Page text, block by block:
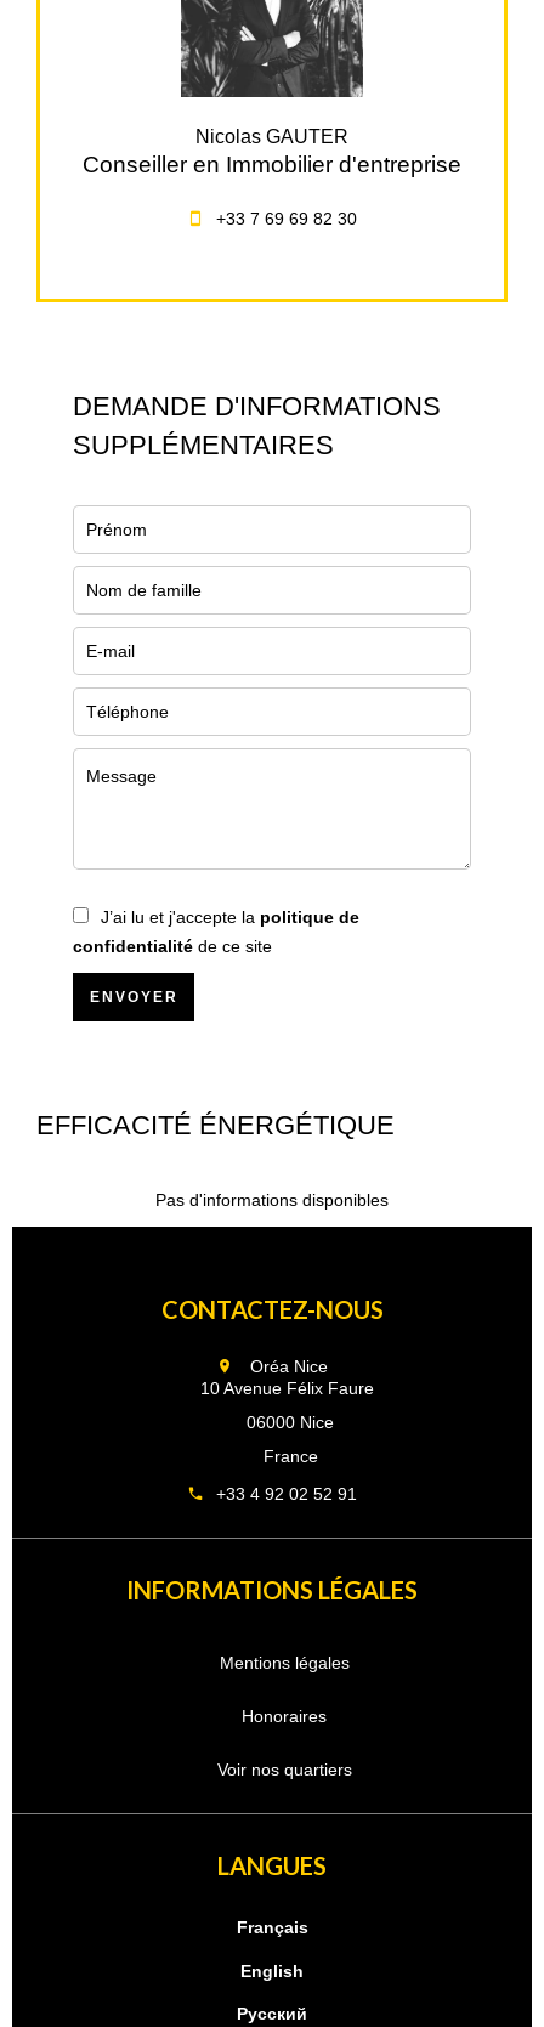
Nicolas GAUTER
Conseiller en Immobilier d'entreprise
+33 7 69 69 82 30
DEMANDE D'INFORMATIONS
SUPPLÉMENTAIRES
J’ai lu et j'accepte la politique de
confidentialité de ce site
ENVOYER
EFFICACITÉ ÉNERGÉTIQUE
Pas d'informations disponibles
CONTACTEZ-NOUS
Oréa Nice
10 Avenue Félix Faure
06000 Nice
France
+33 4 92 02 52 91
INFORMATIONS LÉGALES
Mentions légales
Honoraires
Voir nos quartiers
LANGUES
Français
English
Русский